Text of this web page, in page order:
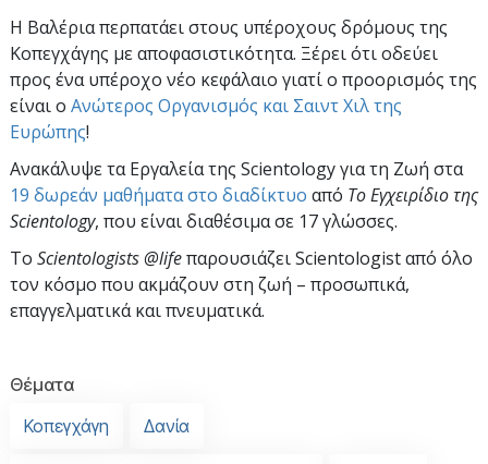
Η Βαλέρια περπατάει στους υπέροχους δρόμους της
Κοπεγχάγης με αποφασιστικότητα. Ξέρει ότι οδεύει
προς ένα υπέροχο νέο κεφάλαιο γιατί ο προορισμός της
είναι ο Ανώτερος Οργανισμός και Σαιντ Χιλ της
Ευρώπης!
Ανακάλυψε τα Εργαλεία της Scientology για τη Ζωή στα
19 δωρεάν μαθήματα στο διαδίκτυο από Το Εγχειρίδιο της
Scientology, που είναι διαθέσιμα σε 17 γλώσσες.
Το Scientologists @lifeπαρουσιάζει Scientologist από όλο
τον κόσμο που ακμάζουν στη ζωή – προσωπικά,
επαγγελματικά και πνευματικά.
Θέματα
Κοπεγχάγη
Δανία